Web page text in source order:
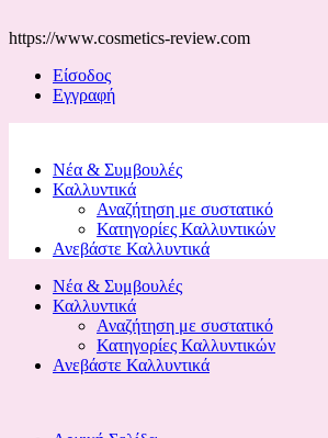
https://www.cosmetics-review.com
Είσοδος
Εγγραφή
Νέα & Συμβουλές
Καλλυντικά
Αναζήτηση με συστατικό
Κατηγορίες Καλλυντικών
Ανεβάστε Καλλυντικά
Νέα & Συμβουλές
Καλλυντικά
Αναζήτηση με συστατικό
Κατηγορίες Καλλυντικών
Ανεβάστε Καλλυντικά